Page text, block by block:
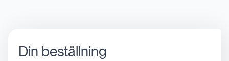
Din beställning